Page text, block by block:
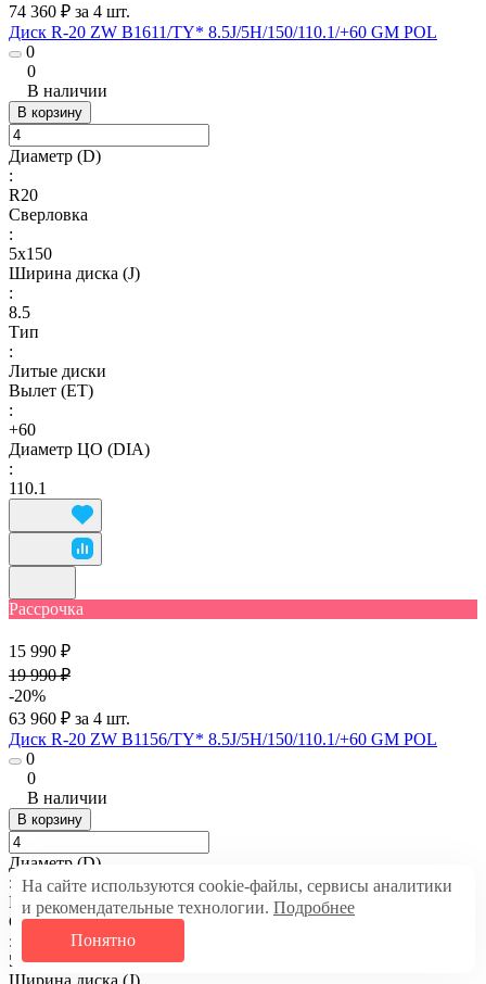
74 360 ₽ за 4 шт.
Диск R-20 ZW B1611/TY* 8.5J/5H/150/110.1/+60 GM POL
0
0
В наличии
В корзину
Диаметр (D)
:
R20
Сверловка
:
5х150
Ширина диска (J)
:
8.5
Тип
:
Литые диски
Вылет (ET)
:
+60
Диаметр ЦО (DIA)
:
110.1
Рассрочка
15 990 ₽
19 990 ₽
-20%
63 960 ₽ за 4 шт.
Диск R-20 ZW B1156/TY* 8.5J/5H/150/110.1/+60 GM POL
0
0
В наличии
В корзину
Диаметр (D)
:
R20
Сверловка
:
5х150
Ширина диска (J)
На сайте используются cookie-файлы, сервисы аналитики
и рекомендательные технологии. Подробнее
Понятно